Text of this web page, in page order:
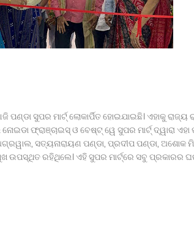
ଉର୍ଦ୍ଧ ଛାତ୍ରଙ୍କୁ ମାଡ, ବିଭାଗୀୟ ତଦନ୍ତ ଆରମ୍ଭ l
ସୁପର ମାର୍ଟ୍ ଲୋକାର୍ପିତ ହୋଇଯାଇଛି। ଏହାକୁ ରାଜ୍ୟ
ଫ୍ରାଞ୍ଚାଇସ୍ ଓ ବେଷ୍ଟ୍ ୱେ ସୁପର ମାର୍ଟ୍ ଦ୍ୱାରା ଏହା
ସତ୍ୟନାରାୟଣ ପଣ୍ଡା, ପ୍ରଦୀପ ପଣ୍ଡା, ଅଶୋକ
ଉପସ୍ଥିତ ରହିଥିଲେ। ଏହି ସୁପର ମାର୍ଟ୍‌ରେ ସବୁ